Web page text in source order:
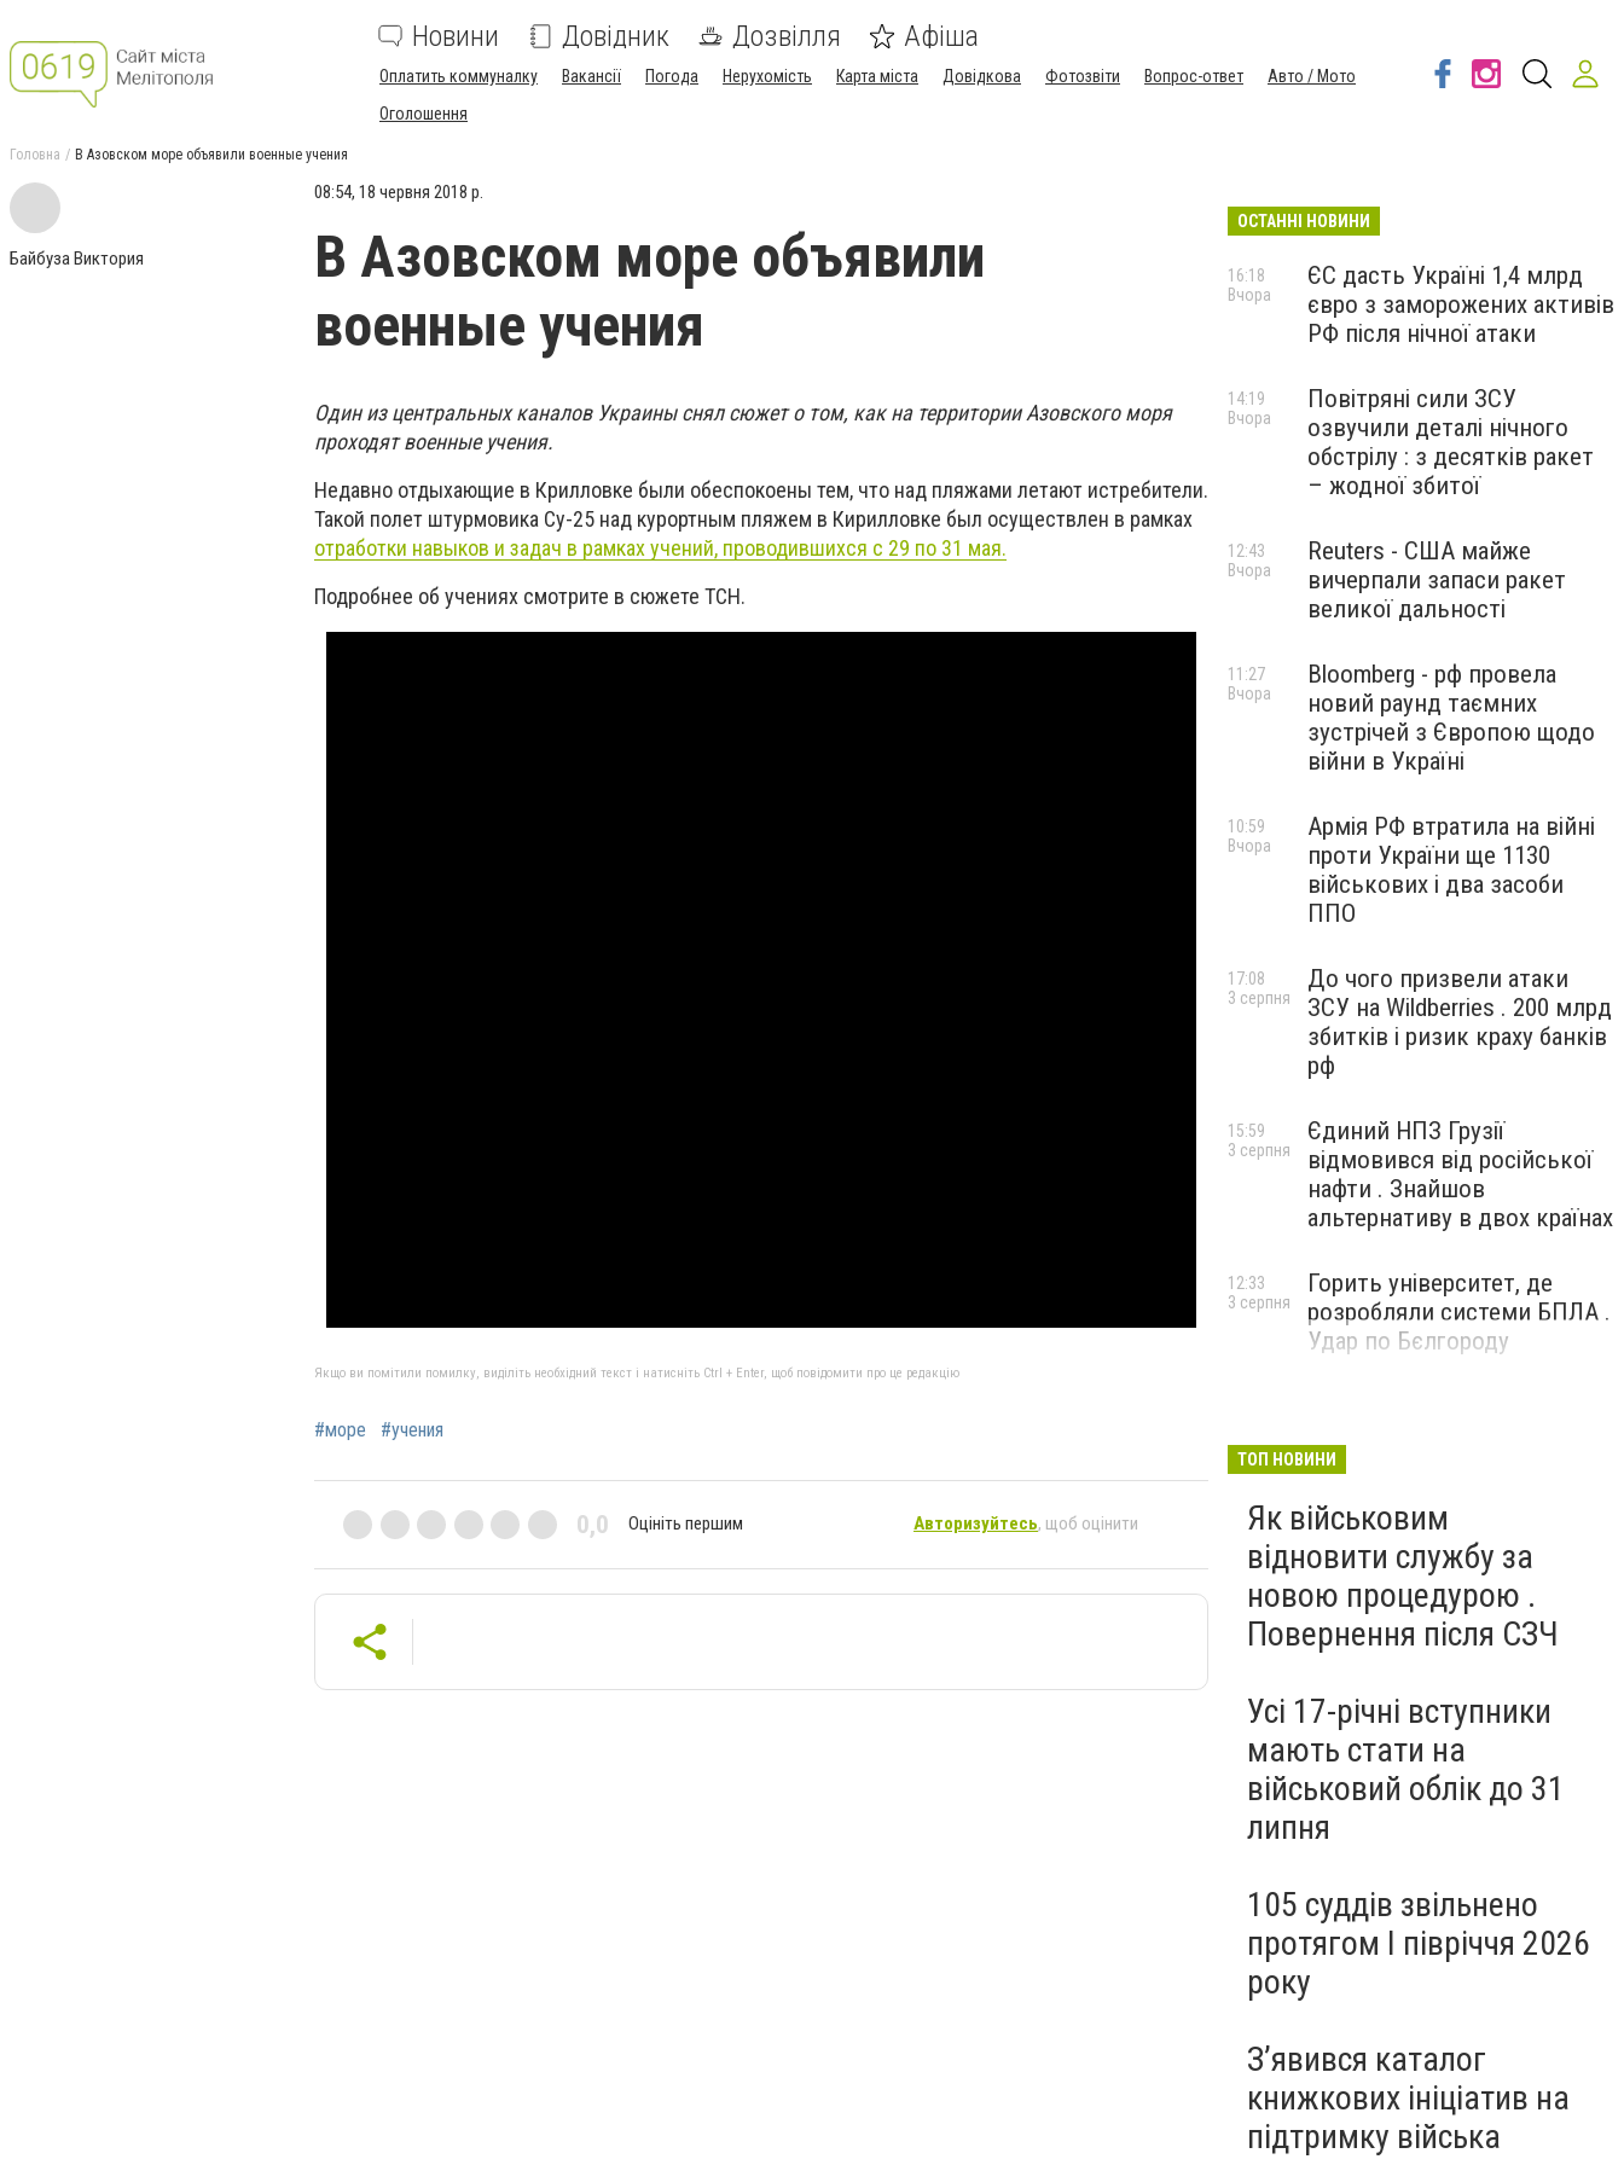
Новини Довідник Дозвілля Афіша
Оплатить коммуналку Вакансії Погода Нерухомість Карта міста Довідкова Фотозвіти Вопрос-ответ
Авто / Мото
Оголошення
Головна В Азовском море объявили военные учения
Байбуза Виктория
08:54, 18 червня 2018 р.
В Азовском море объявили
военные учения
Один из центральных каналов Украины снял сюжет о том, как на территории Азовского моря
проходят военные учения.
Недавно отдыхающие в Крилловке были обеспокоены тем, что над пляжами летают истребители.
Такой полет штурмовика Су-25 над курортным пляжем в Кирилловке был осуществлен в рамках
отработки навыков и задач в рамках учений, проводившихся с 29 по 31 мая.
Подробнее об учениях смотрите в сюжете ТСН.
Якщо ви помітили помилку, виділіть необхідний текст і натисніть Ctrl + Enter, щоб повідомити про це редакцію
#море #учения
0,0 Оцініть першим Авторизуйтесь, щоб оцінити
ОСТАННІ НОВИНИ
ЄС дасть Україні 1,4 млрд
євро з заморожених активів
РФ після нічної атаки
16:18
Вчора
Повітряні сили ЗСУ
озвучили деталі нічного
обстрілу : з десятків ракет
– жодної збитої
14:19
Вчора
Reuters - США майже
вичерпали запаси ракет
великої дальності
12:43
Вчора
Bloomberg - рф провела
новий раунд таємних
зустрічей з Європою щодо
війни в Україні
11:27
Вчора
Армія РФ втратила на війні
проти України ще 1130
військових і два засоби
ППО
10:59
Вчора
До чого призвели атаки
ЗСУ на Wildberries . 200 млрд
збитків і ризик краху банків
рф
17:08
3 серпня
Єдиний НПЗ Грузії
відмовився від російської
нафти . Знайшов
альтернативу в двох країнах
15:59
3 серпня
Горить університет, де
розробляли системи БПЛА .
Удар по Бєлгороду
12:33
3 серпня
ТОП НОВИНИ
Як військовим
відновити службу за
новою процедурою .
Повернення після СЗЧ
Усі 17-річні вступники
мають стати на
військовий облік до 31
липня
105 суддів звільнено
протягом I півріччя 2026
року
З’явився каталог
книжкових ініціатив на
підтримку війська